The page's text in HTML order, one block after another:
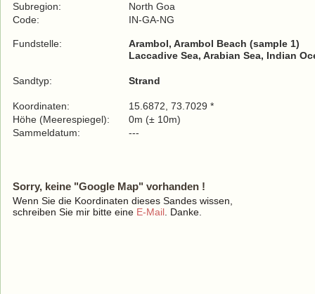
Subregion:
North Goa
Code:
IN-GA-NG
Fundstelle:
Arambol, Arambol Beach (sample 1)
Laccadive Sea, Arabian Sea, Indian
Sandtyp: Strand
Koordinaten:
15.6872, 73.7029 *
Höhe (Meerespiegel):
0m (± 10m)
Sammeldatum:
---
Sorry, keine "Google Map" vorhanden !
Wenn Sie die Koordinaten dieses Sandes wissen,
schreiben Sie mir bitte eine E-Mail . Danke.